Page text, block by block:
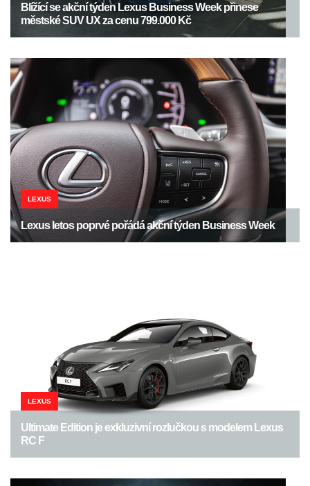
Blížící se akční týden Lexus Business Week přinese
městské SUV UX za cenu 799.000 Kč
LEXUS
Lexus letos poprvé pořádá akční týden Business Week
LEXUS
Ultimate Edition je exkluzivní rozlučkou s modelem Lexus
RC F